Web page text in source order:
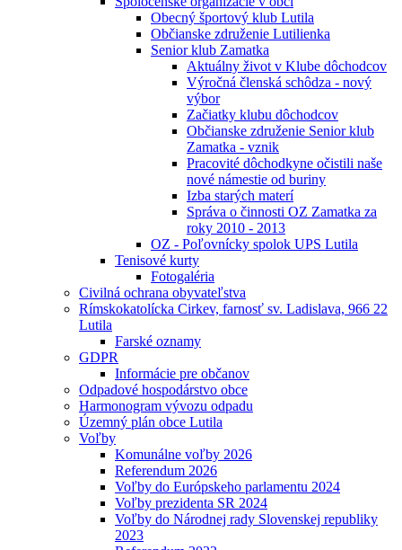
Obecný športový klub Lutila
Občianske združenie Lutilienka
Senior klub Zamatka
Aktuálny život v Klube dôchodcov
Výročná členská schôdza - nový
výbor
Začiatky klubu dôchodcov
Občianske združenie Senior klub
Zamatka - vznik
Pracovité dôchodkyne očistili naše
nové námestie od buriny
Izba starých materí
Správa o činnosti OZ Zamatka za
roky 2010 - 2013
OZ - Poľovnícky spolok UPS Lutila
Tenisové kurty
Fotogaléria
Civilná ochrana obyvateľstva
Rímskokatolícka Cirkev, farnosť sv. Ladislava, 966 22
Lutila
Farské oznamy
GDPR
Informácie pre občanov
Odpadové hospodárstvo obce
Harmonogram vývozu odpadu
Územný plán obce Lutila
Voľby
Komunálne voľby 2026
Referendum 2026
Voľby do Európskeho parlamentu 2024
Voľby prezidenta SR 2024
Voľby do Národnej rady Slovenskej republiky
2023